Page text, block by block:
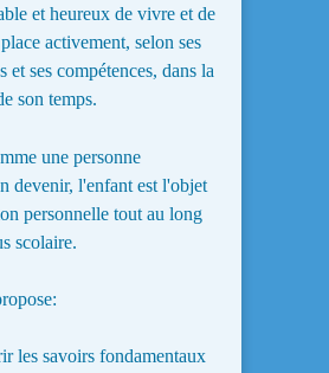
et heureux de vivre et de
activement, selon ses
et ses compétences, dans la
son temps.
une personne
devenir, l'enfant est l'objet
personnelle tout au long
scolaire.
les savoirs fondamentaux